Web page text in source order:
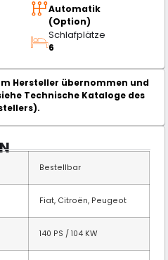
Automatik
(Option)
Schlafplätze
6
Hersteller übernommen und
Technische Kataloge des
Bestellbar
Fiat, Citroën, Peugeot
140 PS / 104 KW